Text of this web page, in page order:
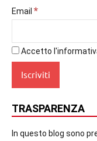
Email *
Accetto
TRASPARENZA
In questo blog sono